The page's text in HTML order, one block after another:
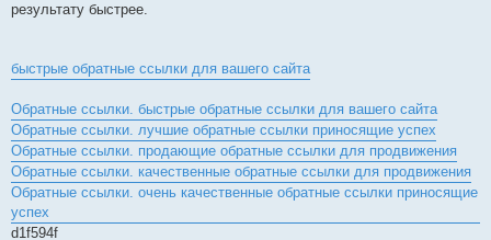
результату быстрее.
быстрые обратные ссылки для вашего сайта
Обратные ссылки. быстрые обратные ссылки для вашего сайта
Обратные ссылки. лучшие обратные ссылки приносящие успех
Обратные ссылки. продающие обратные ссылки для продвижения
Обратные ссылки. качественные обратные ссылки для продвижения
Обратные ссылки. очень качественные обратные ссылки приносящие
успех
d1f594f